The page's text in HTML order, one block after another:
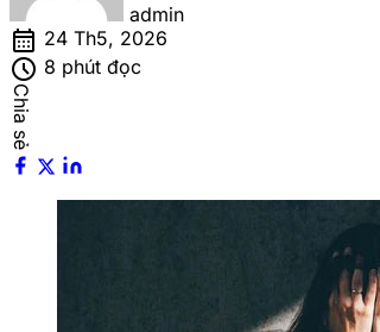
admin
calendar_month 24 Th5, 2026
schedule 8 phút đọc
Chia sẻ